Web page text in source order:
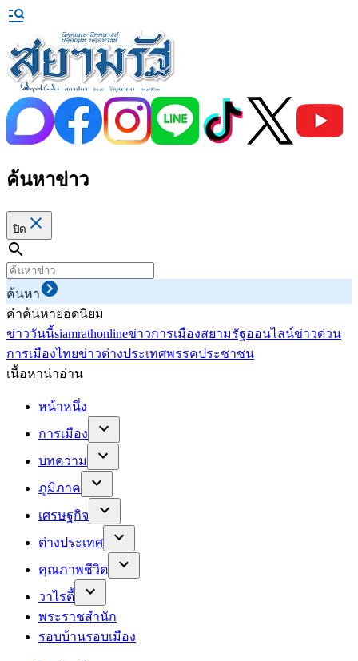
ค้นหาข่าว
ปิด
ค้นหา
คำค้นหายอดนิยม
ข่าววันนี้siamrathonlineข่าวการเมืองสยามรัฐออนไลน์ข่าวด่วน
การเมืองไทยข่าวต่างประเทศพรรคประชาชน
เนื้อหาน่าอ่าน
หน้าหนึ่ง
การเมือง
บทความ
ภูมิภาค
เศรษฐกิจ
ต่างประเทศ
คุณภาพชีวิต
วาไรตี้
พระราชสำนัก
รอบบ้านรอบเมือง